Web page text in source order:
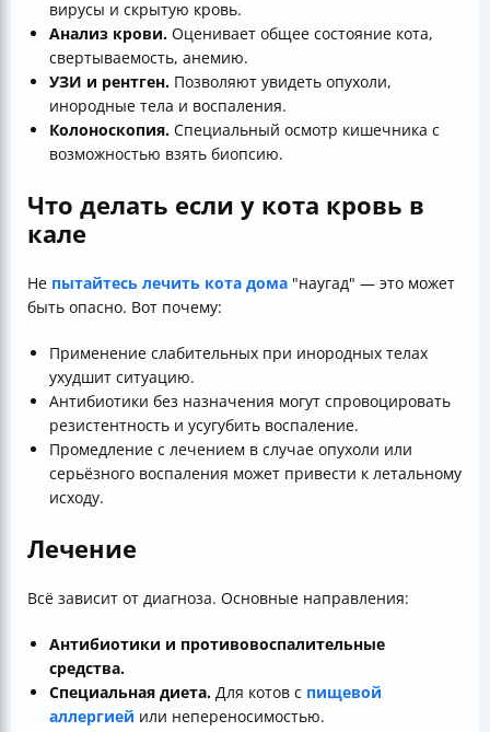
вирусы и скрытую кровь.
Анализ крови. Оценивает общее состояние кота,
свертываемость, анемию.
УЗИ и рентген. Позволяют увидеть опухоли,
инородные тела и воспаления.
Колоноскопия. Специальный осмотр кишечника с
возможностью взять биопсию.
Что делать если у кота кровь в
кале
Не пытайтесь лечить кота дома "наугад" — это может
быть опасно. Вот почему:
Применение слабительных при инородных телах
ухудшит ситуацию.
Антибиотики без назначения могут спровоцировать
резистентность и усугубить воспаление.
Промедление с лечением в случае опухоли или
серьёзного воспаления может привести к летальному
исходу.
Лечение
Всё зависит от диагноза. Основные направления:
Антибиотики и противовоспалительные
средства.
Специальная диета. Для котов с пищевой
аллергией или непереносимостью.